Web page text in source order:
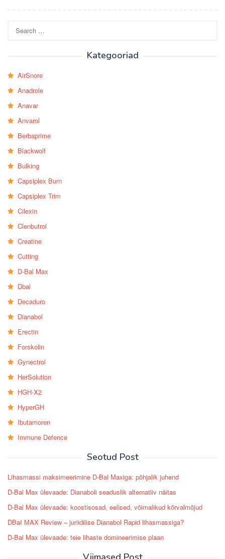
for:
Kategooriad
AirSnore
Anadrole
Anavar
Anvarol
Berbaprime
Blackwolf
Bulking
Capsiplex Burn
Capsiplex Trim
Cilexin
Clenbutrol
Creatine
Cutting
D-Bal Max
Dbal
Decaduro
Dianabol
Erectin
Forskolin
Gynectrol
HerSolution
HGH-X2
HyperGH
Ibutamoren
Immune Defence
Seotud Post
Lihasmassi maksimeerimine D-Bal Maxiga: põhjalik juhend
D-Bal Max ülevaade: Dianaboli seaduslik alternatiiv näitas
D-Bal Max ülevaade: koostisosad, eelised, võimalikud kõrvalmõjud
DBaI MAX Review – juriidilise Dianabol Rapid lihasmassiga?
D-Bal Max ülevaade: teie lihaste domineerimise plaan